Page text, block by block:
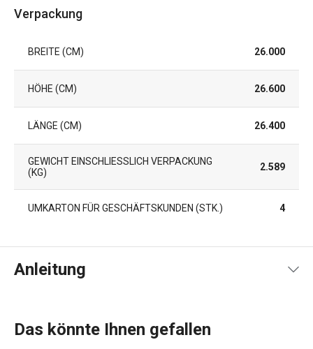
Verpackung
BREITE (CM) 26.000
HÖHE (CM) 26.600
LÄNGE (CM) 26.400
GEWICHT EINSCHLIESSLICH VERPACKUNG (
KG)
2.589
UMKARTON FÜR GESCHÄFTSKUNDEN (STK.) 4
Anleitung
Das könnte Ihnen gefallen